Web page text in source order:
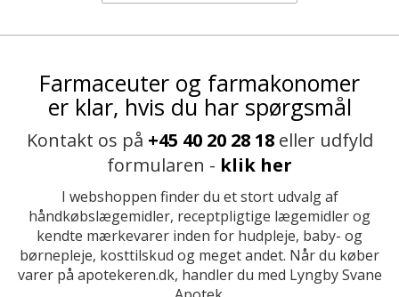
Farmaceuter og farmakonomer
er klar, hvis du har spørgsmål
Kontakt os på +45 40 20 28 18eller udfyld
formularen - klik her
I webshoppen finder du et stort udvalg af
håndkøbslægemidler, receptpligtige lægemidler og
kendte mærkevarer inden for hudpleje, baby- og
børnepleje, kosttilskud og meget andet. Når du køber
varer på apotekeren.dk, handler du med Lyngby Svane